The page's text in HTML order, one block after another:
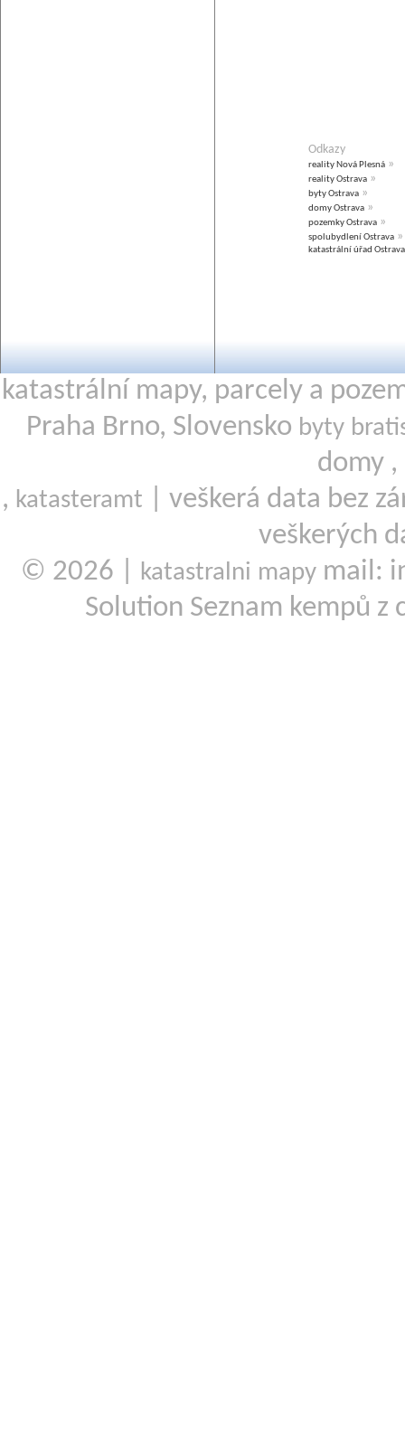
Odkazy
reality Nová Plesná »
reality Ostrava »
byty Ostrava »
domy Ostrava »
pozemky Ostrava »
spolubydlení Ostrava »
katastrální úřad Ostrava
katastrální mapy, parcely a
Praha Brno, Slovensko byty
domy ,
, katasteramt
| veškerá data bez
veškerých
© 2026 |
katastralni mapy mail:
Solution Seznam kempů z